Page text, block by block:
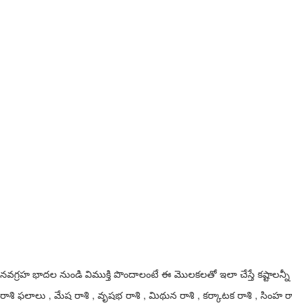
నవగ్రహ భాదల నుండి విముక్తి పొందాలంటే ఈ మొలకలతో ఇలా చేస్తే
రాశి ఫలాలు , మేష రాశి , వృషభ రాశి , మిథున రాశి , కర్కాటక రాశి , సింహ